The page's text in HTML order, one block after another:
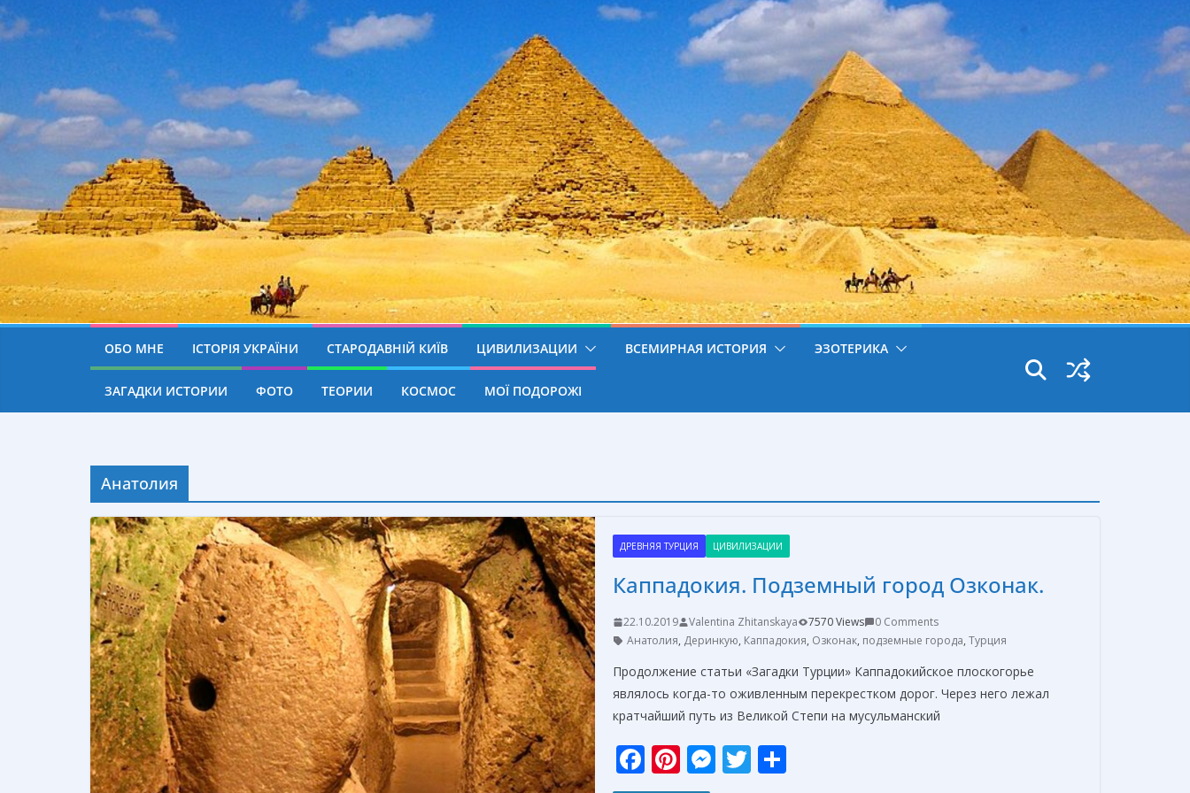
ОБО МНЕ ІСТОРІЯ УКРАЇНИ СТАРОДАВНІЙ КИЇВ ЦИВИЛИЗАЦИИ ВСЕМИРНАЯ ИСТОРИЯ ЭЗОТЕРИКА
ЗАГАДКИ ИСТОРИИ ФОТО ТЕОРИИ КОСМОС МОЇ ПОДОРОЖІ
Анатолия
ДРЕВНЯЯ ТУРЦИЯ ЦИВИЛИЗАЦИИ
Каппадокия. Подземный город Озконак.
22.10.2019 Valentina Zhitanskaya 7570 Views
0 Comments
Анатолия, Деринкую, Каппадокия, Озконак, подземные города, Турция
Продолжение статьи «Загадки Турции» Каппадокийское плоскогорье
являлось когда-то оживленным перекрестком дорог. Через него лежал
кратчайший путь из Великой Степи на мусульманский
F Pi M T